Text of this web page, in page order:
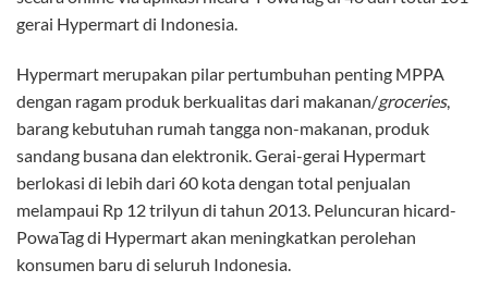
gerai Hypermart di Indonesia.
Hypermart merupakan pilar pertumbuhan penting MPPA
dengan ragam produk berkualitas dari makanan/groceries,
barang kebutuhan rumah tangga non-makanan, produk
sandang busana dan elektronik. Gerai-gerai Hypermart
berlokasi di lebih dari 60 kota dengan total penjualan
melampaui Rp 12 trilyun di tahun 2013. Peluncuran hicard-
PowaTag di Hypermart akan meningkatkan perolehan
konsumen baru di seluruh Indonesia.